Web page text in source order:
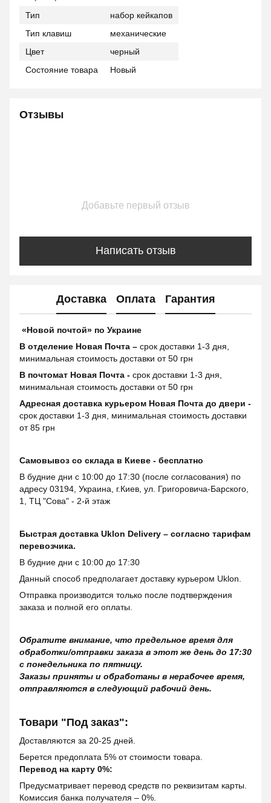
Тип
набор кейкапов
Тип клавиш
механические
Цвет
черный
Состояние товара
Новый
Отзывы
Добавьте первый отзыв
Написать отзыв
Доставка Оплата Гарантия
«Новой почтой» по Украине
В отделение Новая Почта – срок доставки 1-3 дня,
минимальная стоимость доставки от 50 грн
В почтомат Новая Почта - срок доставки 1-3 дня,
минимальная стоимость доставки от 50 грн
Адресная доставка курьером Новая Почта до двери -
срок доставки 1-3 дня, минимальная стоимость доставки
от 85 грн
Самовывоз со склада в Киеве - бесплатно
В будние дни с 10:00 до 17:30 (после согласования) по
адресу 03194, Украина, г.Киев, ул. Григоровича-Барского,
1, ТЦ "Сова" - 2-й этаж
Быстрая доставка Uklon Delivery – согласно тарифам
перевозчика.
В будние дни с 10:00 до 17:30
Данный способ предполагает доставку курьером Uklon.
Отправка производится только после подтверждения
заказа и полной его оплаты.
Обратите внимание, что предельное время для
обработки/отправки заказа в этот же день до 17:30
с понедельника по пятницу.
Заказы приняты и обработаны в нерабочее время,
отправляются в следующий рабочий день.
Товари "Под заказ":
Доставляются за 20-25 дней.
Берется предоплата 5% от стоимости товара.
Перевод на карту 0%:
Предусматривает перевод средств по реквизитам карты.
Комиссия банка получателя – 0%.